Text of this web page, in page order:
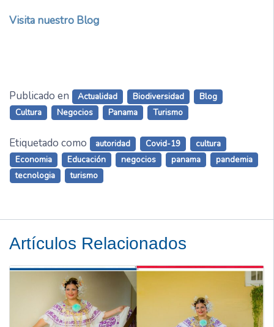
Visita nuestro Blog
Publicado en Actualidad Biodiversidad
Blog
Cultura
Negocios Panama Turismo
Etiquetado como autoridad Covid-19
cultura
Economia
Educación negocios panama
pandemia
tecnologia
turismo
Artículos Relacionados